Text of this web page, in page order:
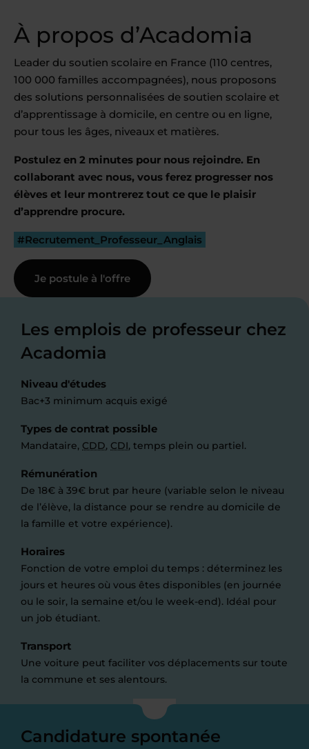
À propos d’Acadomia
Leader du soutien scolaire en France (110 centres,
100 000 familles accompagnées), nous proposons
des solutions personnalisées de soutien scolaire et
d’apprentissage à domicile, en centre ou en ligne,
pour tous les âges, niveaux et matières.
Postulez en 2 minutes pour nous rejoindre. En
collaborant avec nous, vous ferez progresser nos
élèves et leur montrerez tout ce que le plaisir
d’apprendre procure.
#Recrutement_Professeur_Anglais
Je postule à l'offre
Les emplois de professeur chez
Acadomia
Niveau d'études
Bac+3 minimum acquis exigé
Types de contrat possible
Mandataire, CDD, CDI, temps plein ou partiel.
Rémunération
De 18€ à 39€ brut par heure (variable selon le niveau
de l’élève, la distance pour se rendre au domicile de
la famille et votre expérience).
Horaires
Fonction de votre emploi du temps : déterminez les
jours et heures où vous êtes disponibles (en journée
ou le soir, la semaine et/ou le week-end). Idéal pour
un job étudiant.
Transport
Une voiture peut faciliter vos déplacements sur toute
la commune et ses alentours.
Candidature spontanée